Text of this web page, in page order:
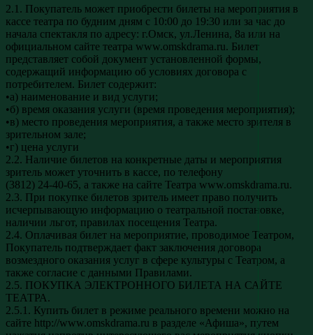
2.1. Покупатель может приобрести билеты на мероприятия в
кассе театра по будним дням с 10:00 до 19:30 или за час до
начала спектакля по адресу: г.Омск, ул.Ленина, 8а или на
официальном сайте театра www.omskdrama.ru. Билет
представляет собой документ установленной формы,
содержащий информацию об условиях договора с
потребителем. Билет содержит:
•а) наименование и вид услуги;
•б) время оказания услуги (время проведения мероприятия);
•в) место проведения мероприятия, а также место зрителя в
зрительном зале;
•г) цена услуги
2.2. Наличие билетов на конкретные даты и мероприятия
зритель может уточнить в кассе, по телефону
(3812) 24-40-65, а также на сайте Театра www.omskdrama.ru.
2.3. При покупке билетов зритель имеет право получить
исчерпывающую информацию о театральной постановке,
наличии льгот, правилах посещения Театра.
2.4. Оплачивая билет на мероприятие, проводимое Театром,
Покупатель подтверждает факт заключения договора
возмездного оказания услуг в сфере культуры с Театром, а
также согласие с данными Правилами.
2.5. ПОКУПКА ЭЛЕКТРОННОГО БИЛЕТА НА САЙТЕ
ТЕАТРА.
2.5.1. Купить билет в режиме реального времени можно на
сайте http://www.omskdrama.ru в разделе «Афиша», путем